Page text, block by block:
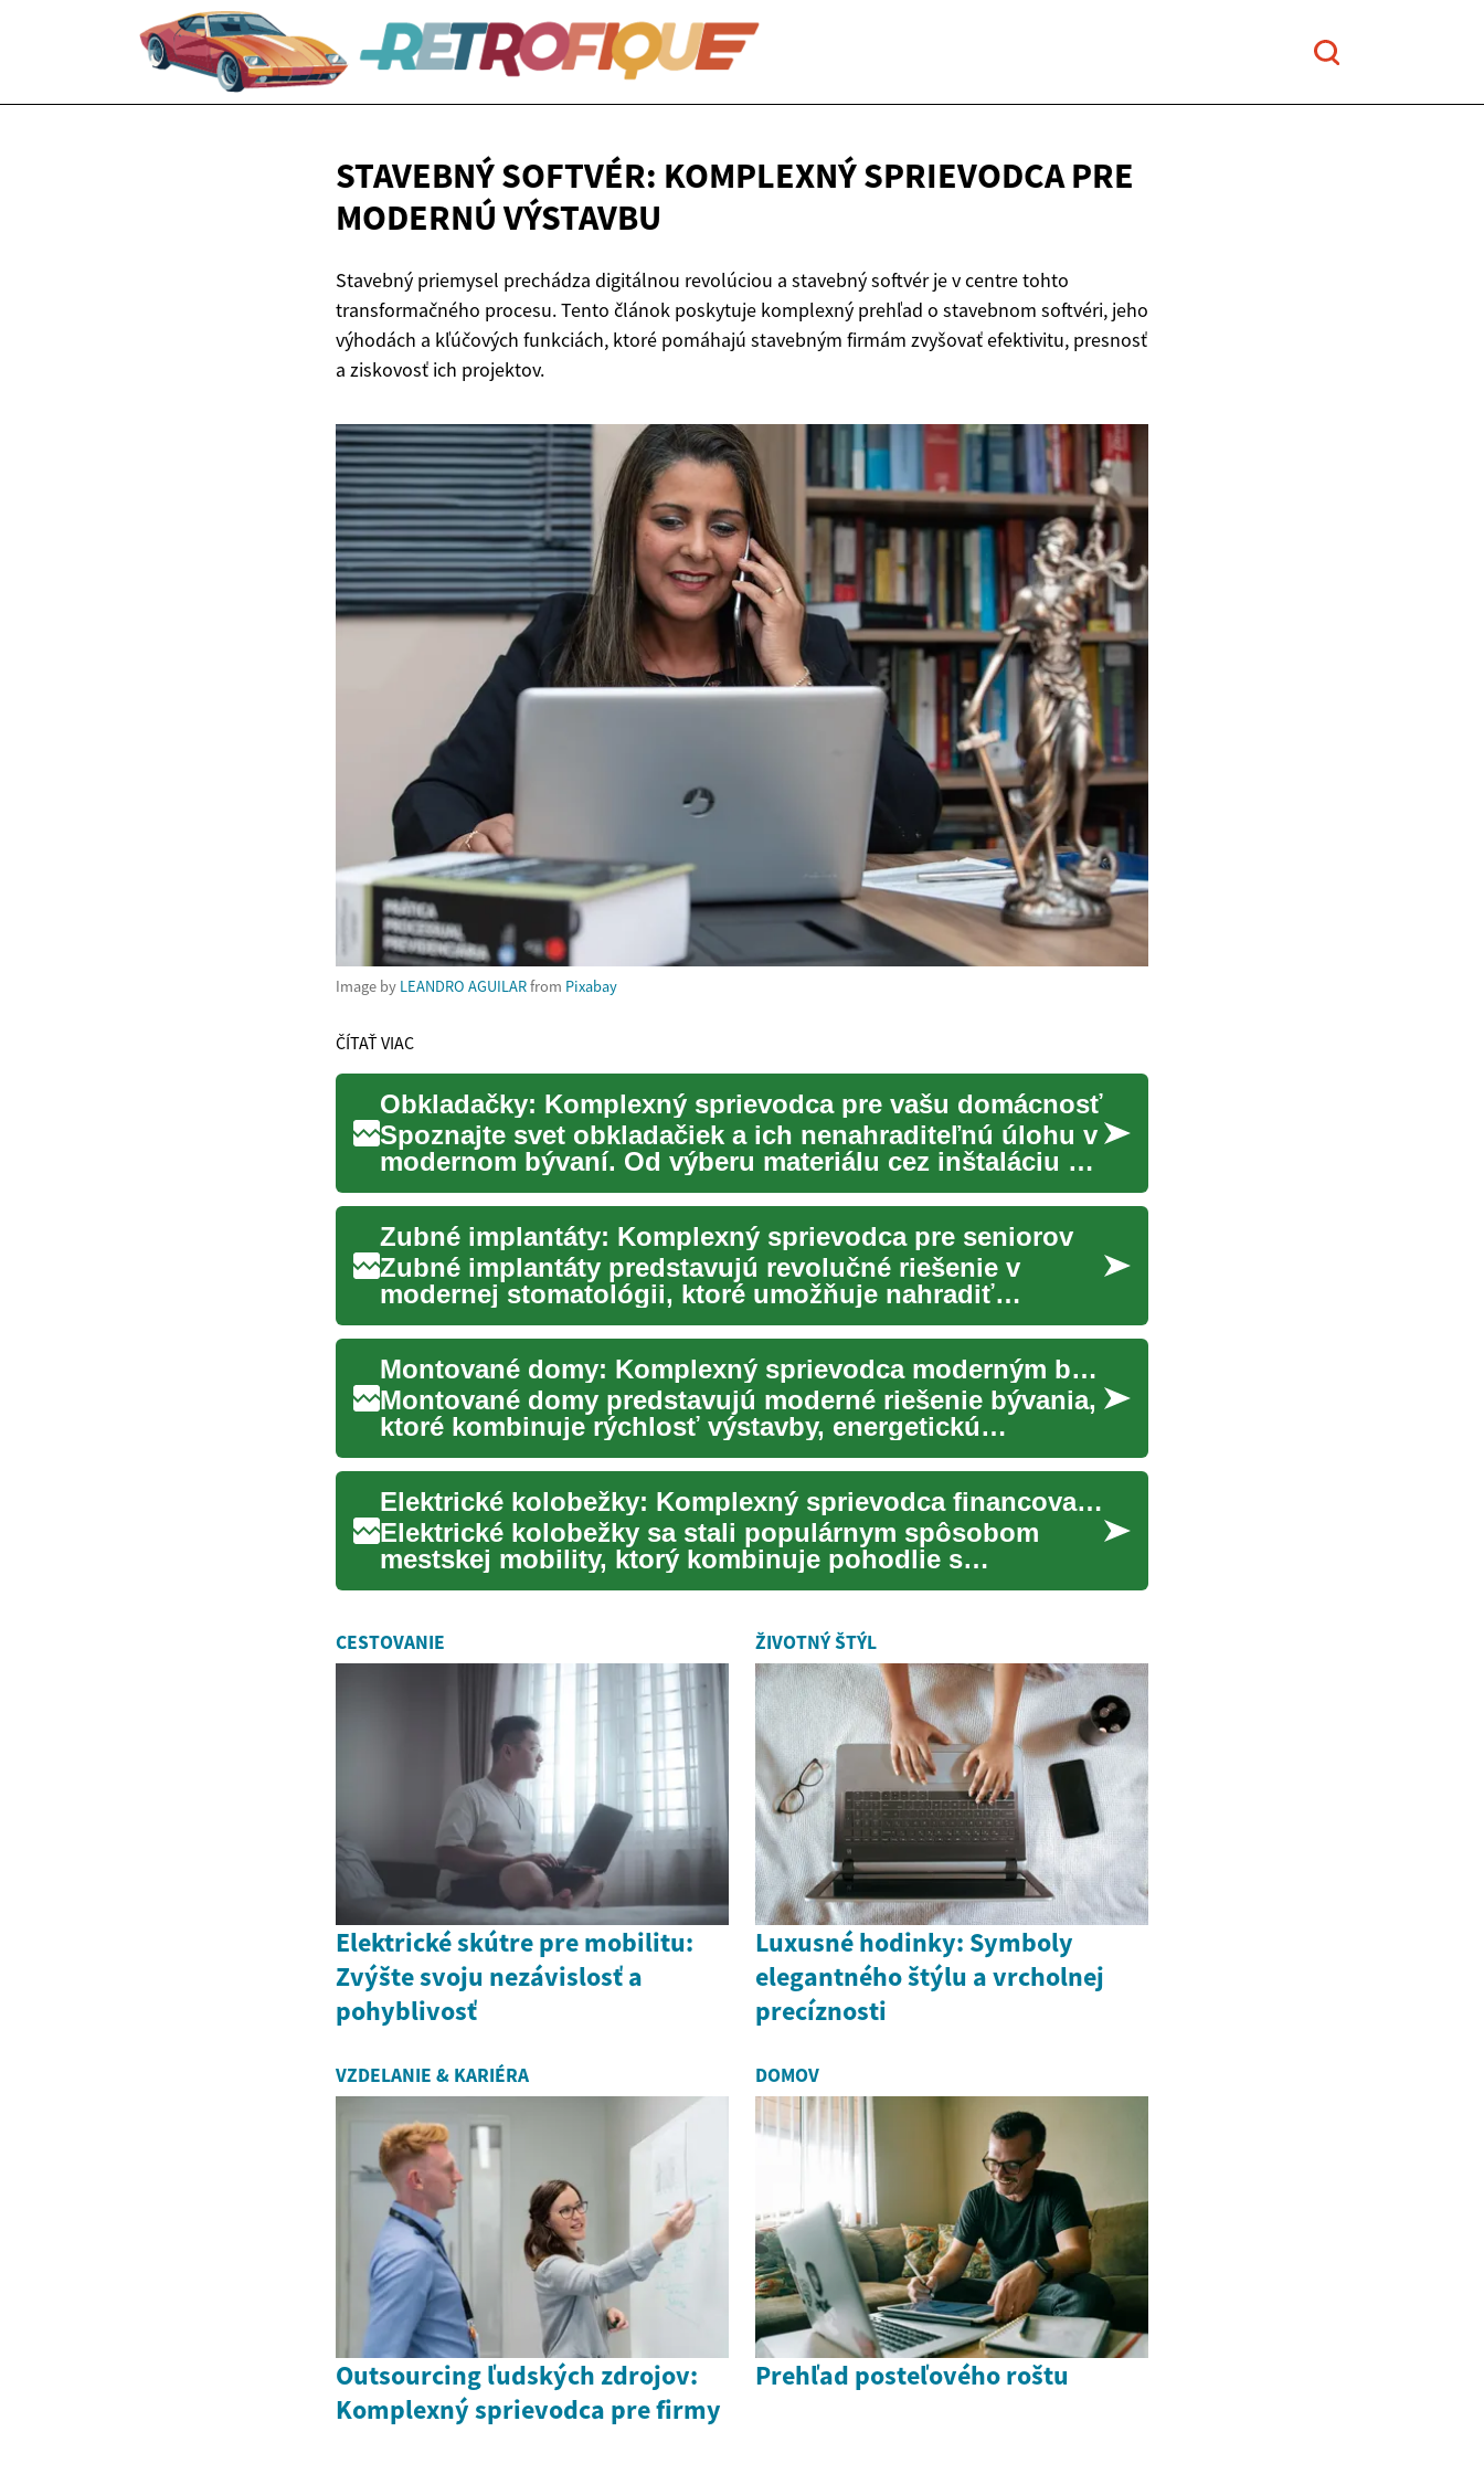
STAVEBNÝ SOFTVÉR: KOMPLEXNÝ SPRIEVODCA PRE
MODERNÚ VÝSTAVBU
Stavebný priemysel prechádza digitálnou revolúciou a stavebný softvér je v centre tohto
transformačného procesu. Tento článok poskytuje komplexný prehľad o stavebnom softvéri, jeho
výhodách a kľúčových funkciách, ktoré pomáhajú stavebným firmám zvyšovať efektivitu, presnosť
a ziskovosť ich projektov.
Image by LEANDRO AGUILARfrom Pixabay
ČÍTAŤ VIAC
Obkladačky: Komplexný sprievodca pre vašu domácnosť
Spoznajte svet obkladačiek a ich nenahraditeľnú úlohu v
modernom bývaní. Od výberu materiálu cez inštaláciu až
po naj...
Zubné implantáty: Komplexný sprievodca pre seniorov
Zubné implantáty predstavujú revolučné riešenie v
modernej stomatológii, ktoré umožňuje nahradiť
chýbajúce zuby priro...
Montované domy: Komplexný sprievodca moderným bývaním
Montované domy predstavujú moderné riešenie bývania,
ktoré kombinuje rýchlosť výstavby, energetickú
efektívnosť a kva...
Elektrické kolobežky: Komplexný sprievodca financovaním a mesačnými splátkami
Elektrické kolobežky sa stali populárnym spôsobom
mestskej mobility, ktorý kombinuje pohodlie s
ekologickým prístupom...
CESTOVANIE
Elektrické skútre pre mobilitu:
Zvýšte svoju nezávislosť a
pohyblivosť
ŽIVOTNÝ ŠTÝL
Luxusné hodinky: Symboly
elegantného štýlu a vrcholnej
precíznosti
VZDELANIE & KARIÉRA
Outsourcing ľudských zdrojov:
Komplexný sprievodca pre firmy
DOMOV
Prehľad posteľového roštu